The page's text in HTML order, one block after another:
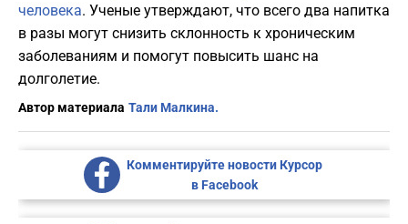
человека. Ученые утверждают, что всего два напитка
в разы могут снизить склонность к хроническим
заболеваниям и помогут повысить шанс на
долголетие.
Автор материала Тали Малкина.
Комментируйте новости Курсор
в Facebook